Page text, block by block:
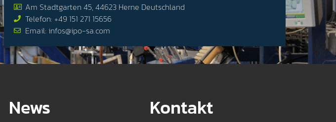
Am Stadtgarten 45, 44623 Herne Deutschland
Telefon: +49 151 271 15656
Email: infos@ipo-sa.com
News Kontakt